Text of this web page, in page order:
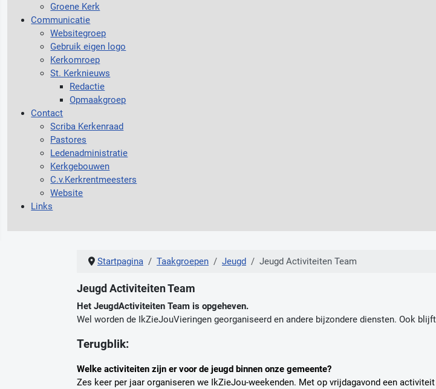
Groene Kerk
Communicatie
Websitegroep
Gebruik eigen logo
Kerkomroep
St. Kerknieuws
Redactie
Opmaakgroep
Contact
Scriba Kerkenraad
Pastores
Ledenadministratie
Kerkgebouwen
C.v.Kerkrentmeesters
Website
Links
Startpagina Taakgroepen Jeugd Jeugd Activiteiten Team
Jeugd Activiteiten Team
Het JeugdActiviteiten Team is opgeheven.
Wel worden de IkZieJouVieringen georganiseerd en andere bijzondere diensten. Ook
Terugblik:
Welke activiteiten zijn er voor de jeugd binnen onze gemeente?
Zes keer per jaar organiseren we IkZieJou-weekenden. Met op vrijdagavond een